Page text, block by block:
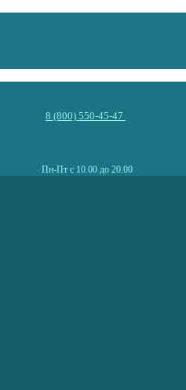
8 (800) 550-45-47
Пн-Пт с 10.00 до 20.00